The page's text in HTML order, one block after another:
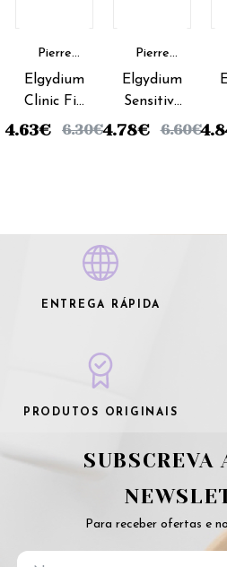
Pierre
Fabre
Elgydium
Clinic Fio
Dental
4.63€ 6.30€
Pierre
Fabre
Elgydium
Sensitive
Escova
4.78€ 6.60€
ENTREGA RÁPIDA
PRODUTOS ORIGINAIS
SUBSCREVA
Para receber ofertas e